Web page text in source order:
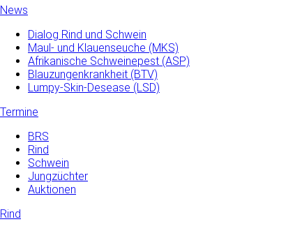
News
Dialog Rind und Schwein
Maul- und­ Klauenseuche­ (MKS)
Afrikanische Schweinepest (ASP)
Blauzungenkrankheit (BTV)
Lumpy-Skin-Desease (LSD)
Termine
BRS
Rind
Schwein
Jungzüchter
Auktionen
Rind